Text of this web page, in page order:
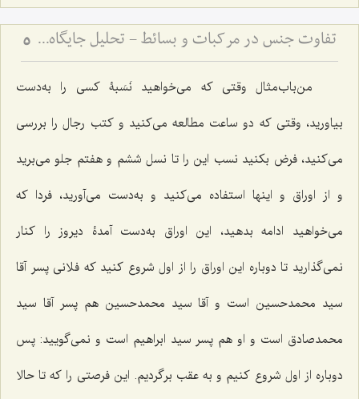
تفاوت جنس در مرکبات و بسائط - تحلیل جایگاه ماده و صورت در هستی‌شناسی فلسفی 5
من‌باب‌مثال وقتى كه مى‌خواهید نَسَبۀ كسی را به‌دست
بیاورید، وقتى که دو ساعت مطالعه مى‌كنید و كتب رجال را بررسى
مى‌كنید، فرض بكنید نسب این را تا نسل ششم و هفتم جلو مى‌برید
و از اوراق و اینها استفاده مى‌كنید و به‌دست مى‌آورید، فردا كه
مى‌خواهید ادامه بدهید، این اوراق به‌دست آمدۀ دیروز را کنار
نمی‌گذارید تا دوباره این اوراق را از اول شروع ‌كنید كه فلانى پسر آقا
سید محمدحسین است و آقا سید محمدحسین هم پسر آقا سید
محمدصادق است و او هم پسر سید ابراهیم است و نمی‌گویید: پس
دوباره از اول شروع كنیم و به عقب برگردیم. این فرصتى را كه تا حالا